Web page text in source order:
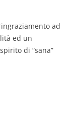
ad
ed un
di “sana”